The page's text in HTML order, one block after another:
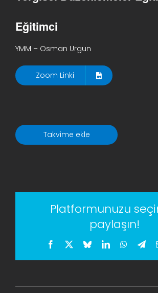
Eğitimci
YMM – Osman Urgun
Zoom Linki
Takvime ekle
Platformunuzu
paylaşın!
Facebook BlueskyLinkedIn